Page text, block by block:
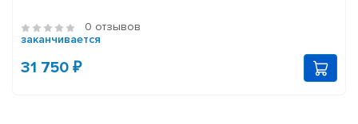
0 отзывов
заканчивается
31 750 ₽